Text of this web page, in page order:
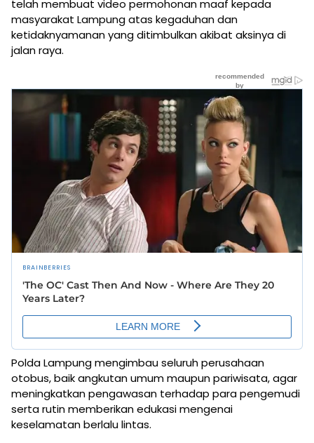
telah membuat video permohonan maaf kepada
masyarakat Lampung atas kegaduhan dan
ketidaknyamanan yang ditimbulkan akibat aksinya di
jalan raya.
Polda Lampung mengimbau seluruh perusahaan
otobus, baik angkutan umum maupun pariwisata, agar
meningkatkan pengawasan terhadap para pengemudi
serta rutin memberikan edukasi mengenai
keselamatan berlalu lintas.